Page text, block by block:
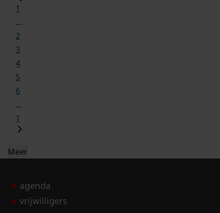
1
...
2
3
4
5
6
...
1
Meer
agenda
vrijwilligers